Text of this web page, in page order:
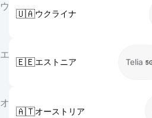
ウ
🇺🇦ウクライナ
エ
🇪🇪エストニア Telia
オ
🇦🇹オーストリア